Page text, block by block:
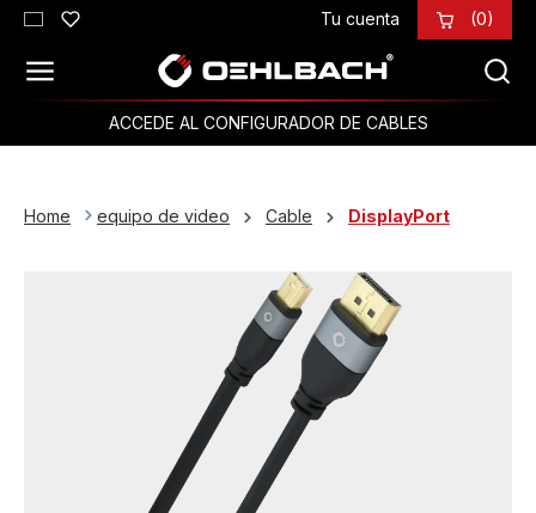
Saltar al contenido principal Tu cuenta (0)
ACCEDE AL CONFIGURADOR DE CABLES
Home equipo de video Cable DisplayPort